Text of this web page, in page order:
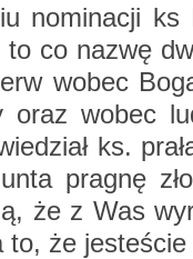
no­mi­na­cji
co nazwę
wobec
oraz wobec
ks.
pra­gnę
że z Was
to, że